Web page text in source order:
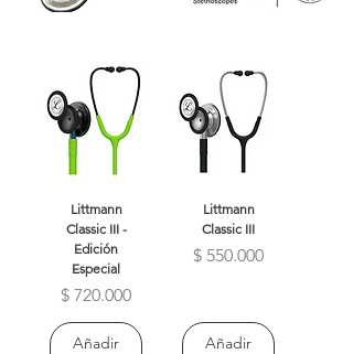
Littmann
Classic III -
Edición
Especial
Precio
$ 720.000
Añadir
Littmann
Classic III
Precio
$ 550.000
Añadir